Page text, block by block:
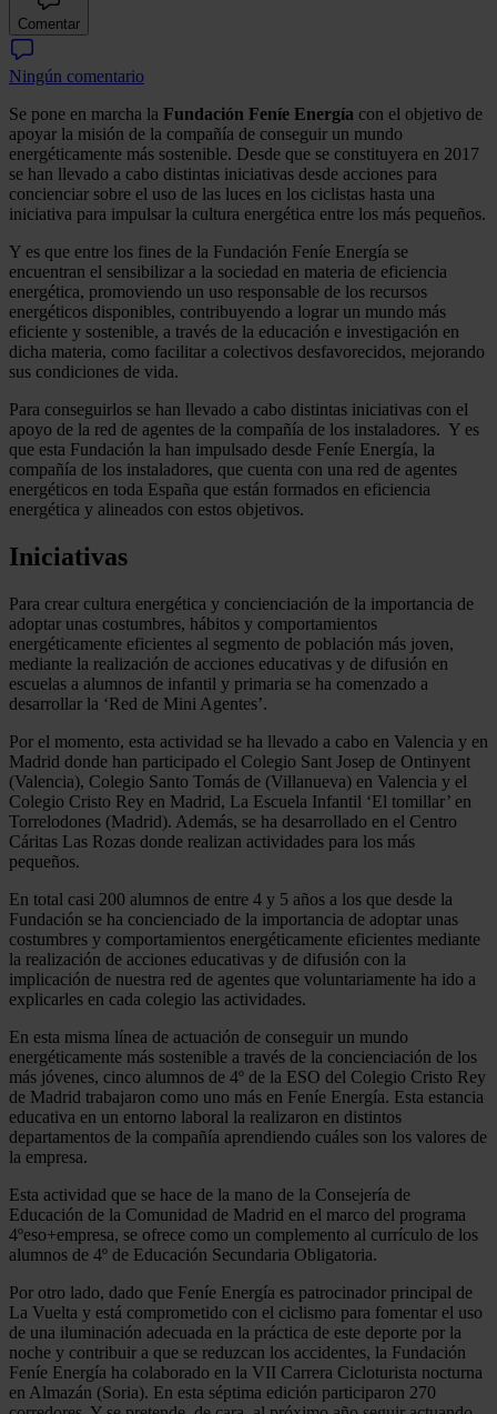
Comentar
Ningún comentario
Se pone en marcha la Fundación Feníe Energía con el objetivo de
apoyar la misión de la compañía de conseguir un mundo
energéticamente más sostenible. Desde que se constituyera en 2017
se han llevado a cabo distintas iniciativas desde acciones para
concienciar sobre el uso de las luces en los ciclistas hasta una
iniciativa para impulsar la cultura energética entre los más pequeños.
Y es que entre los fines de la Fundación Feníe Energía se
encuentran el sensibilizar a la sociedad en materia de eficiencia
energética, promoviendo un uso responsable de los recursos
energéticos disponibles, contribuyendo a lograr un mundo más
eficiente y sostenible, a través de la educación e investigación en
dicha materia, como facilitar a colectivos desfavorecidos, mejorando
sus condiciones de vida.
Para conseguirlos se han llevado a cabo distintas iniciativas con el
apoyo de la red de agentes de la compañía de los instaladores. Y es
que esta Fundación la han impulsado desde Feníe Energía, la
compañía de los instaladores, que cuenta con una red de agentes
energéticos en toda España que están formados en eficiencia
energética y alineados con estos objetivos.
Iniciativas
Para crear cultura energética y concienciación de la importancia de
adoptar unas costumbres, hábitos y comportamientos
energéticamente eficientes al segmento de población más joven,
mediante la realización de acciones educativas y de difusión en
escuelas a alumnos de infantil y primaria se ha comenzado a
desarrollar la ‘Red de Mini Agentes’.
Por el momento, esta actividad se ha llevado a cabo en Valencia y en
Madrid donde han participado el Colegio Sant Josep de Ontinyent
(Valencia), Colegio Santo Tomás de (Villanueva) en Valencia y el
Colegio Cristo Rey en Madrid, La Escuela Infantil ‘El tomillar’ en
Torrelodones (Madrid). Además, se ha desarrollado en el Centro
Cáritas Las Rozas donde realizan actividades para los más
pequeños.
En total casi 200 alumnos de entre 4 y 5 años a los que desde la
Fundación se ha concienciado de la importancia de adoptar unas
costumbres y comportamientos energéticamente eficientes mediante
la realización de acciones educativas y de difusión con la
implicación de nuestra red de agentes que voluntariamente ha ido a
explicarles en cada colegio las actividades.
En esta misma línea de actuación de conseguir un mundo
energéticamente más sostenible a través de la concienciación de los
más jóvenes, cinco alumnos de 4º de la ESO del Colegio Cristo Rey
de Madrid trabajaron como uno más en Feníe Energía. Esta estancia
educativa en un entorno laboral la realizaron en distintos
departamentos de la compañía aprendiendo cuáles son los valores de
la empresa.
Esta actividad que se hace de la mano de la Consejería de
Educación de la Comunidad de Madrid en el marco del programa
4ºeso+empresa, se ofrece como un complemento al currículo de los
alumnos de 4º de Educación Secundaria Obligatoria.
Por otro lado, dado que Feníe Energía es patrocinador principal de
La Vuelta y está comprometido con el ciclismo para fomentar el uso
de una iluminación adecuada en la práctica de este deporte por la
noche y contribuir a que se reduzcan los accidentes, la Fundación
Feníe Energía ha colaborado en la VII Carrera Cicloturista nocturna
en Almazán (Soria). En esta séptima edición participaron 270